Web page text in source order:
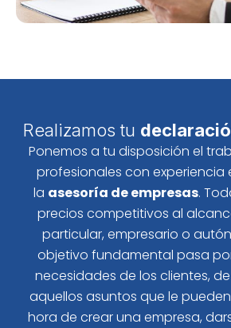
Realizamos tu
Ponemos a tu disposición el
profesionales con experiencia
la asesoría de empresas.
precios competitivos al
particular, empresario o
objetivo fundamental pasa
necesidades de los clientes,
aquellos asuntos que le
hora de crear una empresa,